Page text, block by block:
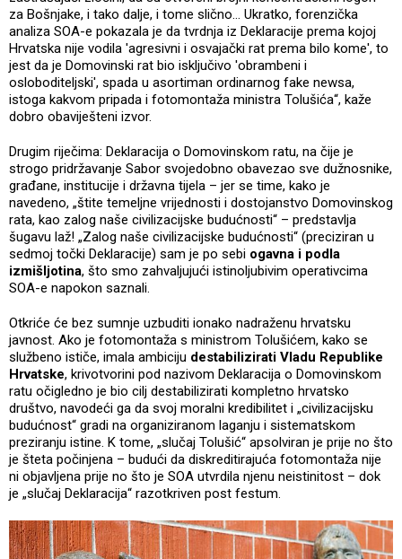
za Bošnjake, i tako dalje, i tome slično… Ukratko, forenzička
analiza SOA-e pokazala je da tvrdnja iz Deklaracije prema kojoj
Hrvatska nije vodila 'agresivni i osvajački rat prema bilo kome', to
jest da je Domovinski rat bio isključivo 'obrambeni i
osloboditeljski', spada u asortiman ordinarnog fake newsa,
istoga kakvom pripada i fotomontaža ministra Tolušića“, kaže
dobro obaviješteni izvor.
Drugim riječima: Deklaracija o Domovinskom ratu, na čije je
strogo pridržavanje Sabor svojedobno obavezao sve dužnosnike,
građane, institucije i državna tijela – jer se time, kako je
navedeno, „štite temeljne vrijednosti i dostojanstvo Domovinskog
rata, kao zalog naše civilizacijske budućnosti“ – predstavlja
šugavu laž! „Zalog naše civilizacijske budućnosti“ (preciziran u
sedmoj točki Deklaracije) sam je po sebi ogavna i podla
izmišljotina, što smo zahvaljujući istinoljubivim operativcima
SOA-e napokon saznali.
Otkriće će bez sumnje uzbuditi ionako nadraženu hrvatsku
javnost. Ako je fotomontaža s ministrom Tolušićem, kako se
službeno ističe, imala ambiciju destabilizirati Vladu Republike
Hrvatske, krivotvorini pod nazivom Deklaracija o Domovinskom
ratu očigledno je bio cilj destabilizirati kompletno hrvatsko
društvo, navodeći ga da svoj moralni kredibilitet i „civilizacijsku
budućnost“ gradi na organiziranom laganju i sistematskom
preziranju istine. K tome, „slučaj Tolušić“ apsolviran je prije no što
je šteta počinjena – budući da diskreditirajuća fotomontaža nije
ni objavljena prije no što je SOA utvrdila njenu neistinitost – dok
je „slučaj Deklaracija“ razotkriven post festum.